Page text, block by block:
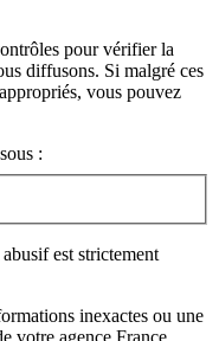
pour vérifier la
diffusons. Si malgré ces
vous pouvez
:
est strictement
inexactes ou une
votre agence France